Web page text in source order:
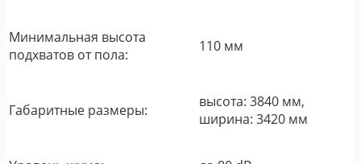
Минимальная высота
подхватов от пола:
110 мм
Габаритные размеры:
высота: 3840 мм,
ширина: 3420 мм